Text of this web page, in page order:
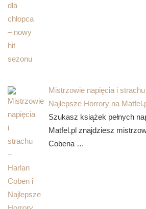
Mistrzowie napięcia i
Najlepsze Horrory na
Szukasz książek pełnych
Matfel.pl znajdziesz
Cobena …